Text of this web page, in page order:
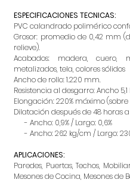
ESPECIFICACIONES TECNICAS:
PVC calandrado polimérico
Grosor: promedio de 0,42 mm
relieve).
Acabados: madera, cuero,
metalizados, tela, colores sólidos
Ancho de rollo: 1.220 mm.
Resistencia al desgarro: Ancho
Elongación: 220% máximo
Dilatación después de 48 horas a
- Ancho: 0,9% / Largo: 0,6%
- Ancho: 262 kg/cm / Largo:
APLICACIONES:
Paredes, Puertas, Techos,
Mesones de Cocina, Mesones